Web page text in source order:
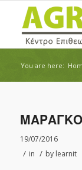
You are here:
19/07/2016
/ in / by learnit